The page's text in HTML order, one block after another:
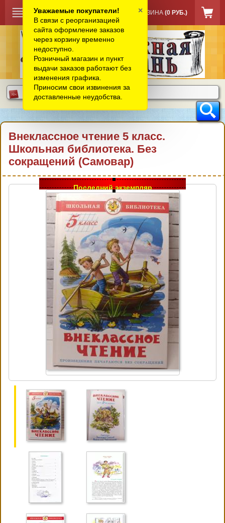
КОРЗИНА (0 РУБ.)
Внеклассное чтение 5 класс.
Школьная библиотека. Без
сокращений (Самовар)
Последний экземпляр
Уважаемые покупатели!
В связи с реорганизацией
сайта оформление заказов
через корзину временно
недоступно.
Розничный магазин и пункт
выдачи заказов работают без
изменения графика.
Приносим свои извинения за
доставленные неудобства.
×